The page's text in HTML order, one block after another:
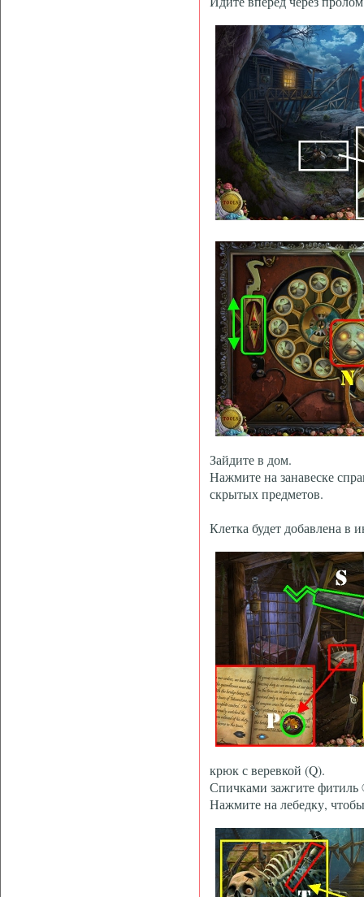
Зайдите в дом.
Нажмите на занавеске
скрытых предметов.
Клетка будет добавлена в
крюк с веревкой (Q).
Спичками зажгите фитиль
Нажмите на лебедку,